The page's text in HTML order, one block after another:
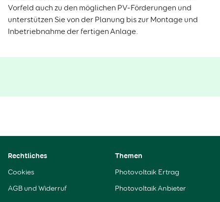
Vorfeld auch zu den möglichen PV-Förderungen und
unterstützen Sie von der Planung bis zur Montage und
Inbetriebnahme der fertigen Anlage.
Rechtliches
Cookies
AGB und Widerruf
Themen
Photovoltaik Ertrag
Photovoltaik Anbieter